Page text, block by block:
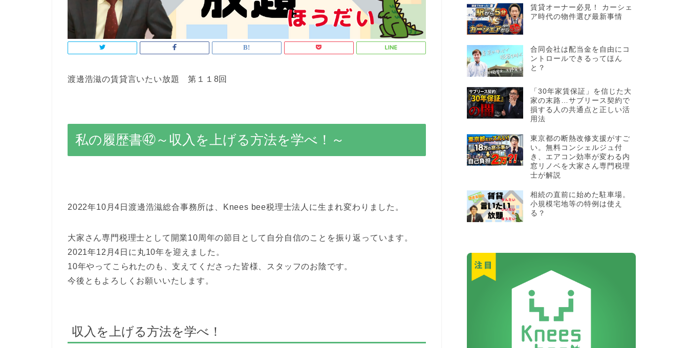
渡邊浩滋の賃貸言いたい放題 第１１8回
私の履歴書㊷～収入を上げる方法を学べ！～
2022年10月4日渡邊浩滋総合事務所は、Knees bee税理士法人に生まれ変わりました。
大家さん専門税理士として開業10周年の節目として自分自信のことを振り返っています。
2021年12月4日に丸10年を迎えました。
10年やってこられたのも、支えてくださった皆様、スタッフのお陰です。
今後ともよろしくお願いいたします。
収入を上げる方法を学べ！
賃貸オーナー必見！ カーシェ
ア時代の物件選び最新事情
合同会社は配当金を自由にコ
ントロールできるってほん
と？
「30年家賃保証」を信じた大
家の末路…サブリース契約で
損する人の共通点と正しい活
用法
東京都の断熱改修支援がすご
い。無料コンシェルジュ付
き、エアコン効率が変わる内
窓リノベを大家さん専門税理
士が解説
相続の直前に始めた駐車場。
小規模宅地等の特例は使え
る？